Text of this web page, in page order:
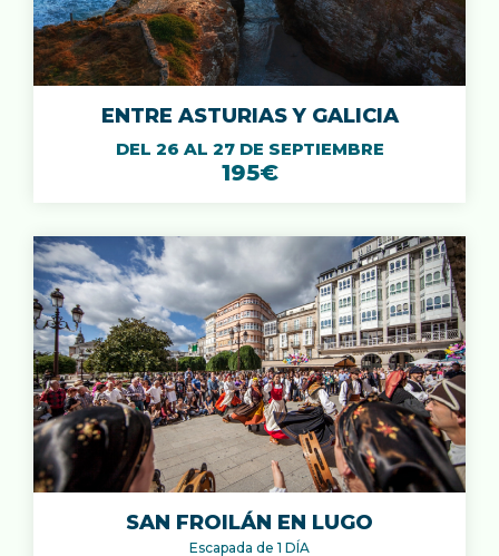
ENTRE ASTURIAS Y GALICIA
DEL 26 AL 27 DE SEPTIEMBRE
195€
SAN FROILÁN EN LUGO
Escapada de 1 DÍA